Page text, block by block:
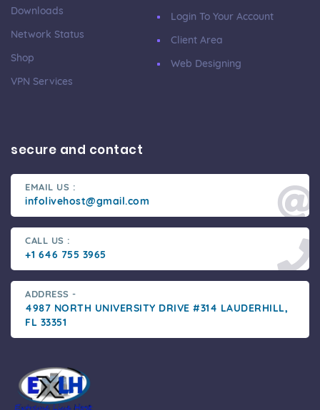
Downloads
Network Status
Shop
VPN Services
Login To Your Account
Client Area
Web Designing
secure and contact
EMAIL US :
infolivehost@gmail.com
CALL US :
+1 646 755 3965
ADDRESS -
4987 NORTH UNIVERSITY DRIVE #314 LAUDERHILL,
FL 33351